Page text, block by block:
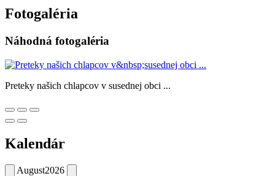
Fotogaléria
Náhodná fotogaléria
Preteky našich chlapcov v susednej obci ...
Kalendár
August2026